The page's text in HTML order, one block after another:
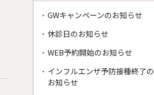
GWキャンペーンのお知らせ
休診日のお知らせ
WEB予約開始のお知らせ
インフルエンザ予防接種終了の
お知らせ